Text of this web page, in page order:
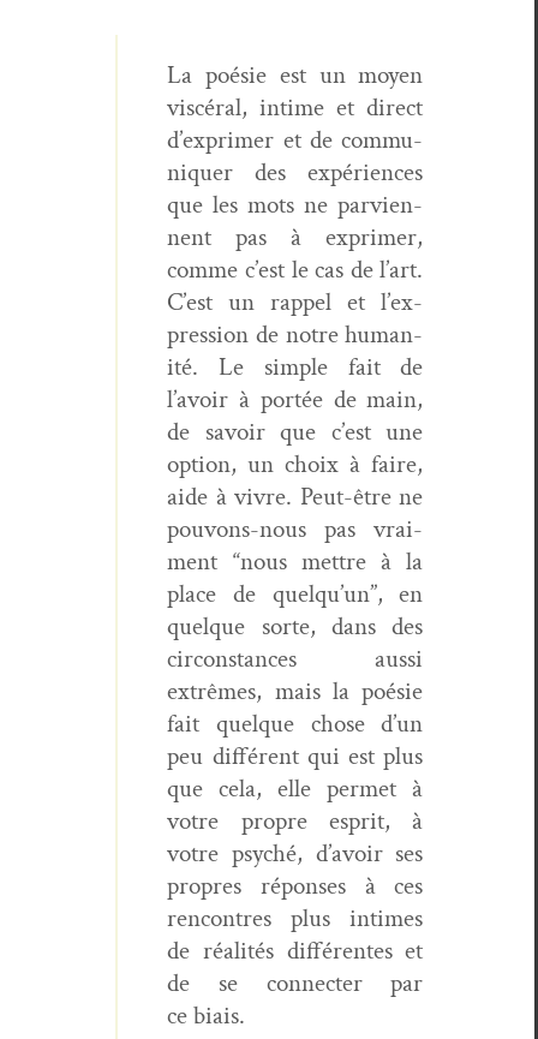
La poésie est un moyen
vis­céral, intime et direct
d’ex­primer et de com­mu­
ni­quer des expéri­ences
que les mots ne parvi­en­
nent pas à exprimer,
comme c’est le cas de l’art.
C’est un rap­pel et l’ex­
pres­sion de notre human­
ité. Le sim­ple fait de
l’avoir à portée de main,
de savoir que c’est une
option, un choix à faire,
aide à vivre. Peut-être ne
pou­vons-nous pas vrai­
ment “nous met­tre à la
place de quelqu’un”, en
quelque sorte, dans des
cir­con­stances aus­si
extrêmes, mais la poésie
fait quelque chose d’un
peu dif­férent qui est plus
que cela, elle per­met à
votre pro­pre esprit, à
votre psy­ché, d’avoir ses
pro­pres répons­es à ces
ren­con­tres plus intimes
de réal­ités dif­férentes et
de se con­necter par
ce biais.